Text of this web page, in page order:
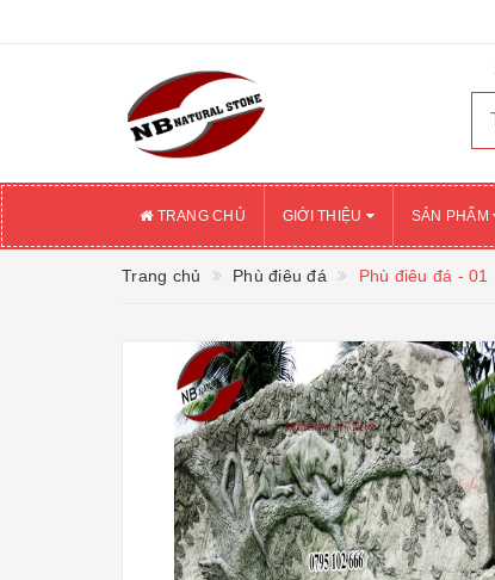
TRANG CHỦ GIỚI THIỆU SẢN PHẨM
Trang chủ Phù điêu đá Phù điêu đá - 01